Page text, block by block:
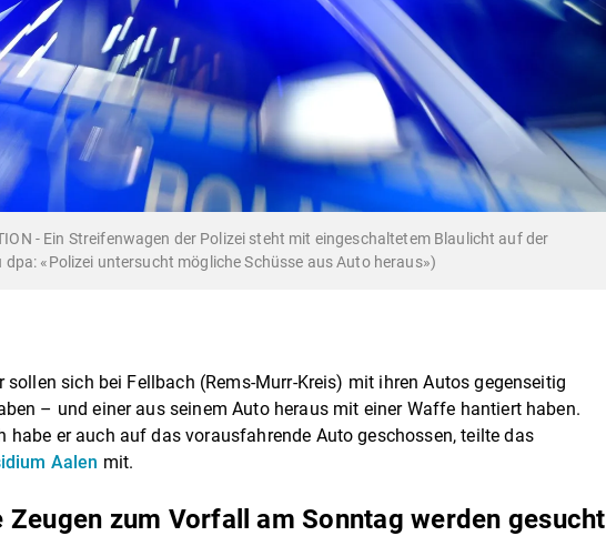
- Ein Streifenwagen der Polizei steht mit eingeschaltetem Blaulicht auf der
dpa: «Polizei untersucht mögliche Schüsse aus Auto heraus»)
sollen sich bei Fellbach (Rems-Murr-Kreis) mit ihren Autos gegenseitig
– und einer aus seinem Auto heraus mit einer Waffe hantiert haben.
habe er auch auf das vorausfahrende Auto geschossen, teilte das
Aalen mit.
Zeugen zum Vorfall am Sonntag werden gesucht